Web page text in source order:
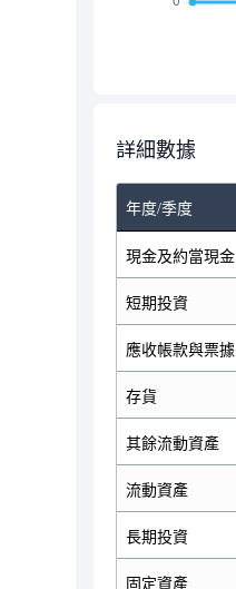
詳細數據
年度/季度
現金及約當現金
短期投資
應收帳款與票據
存貨
其餘流動資產
流動資產
長期投資
固定資產